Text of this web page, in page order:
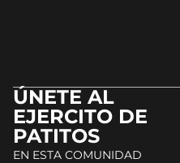
ÚNETE AL
EJERCITO DE
PATITOS
EN ESTA COMUNIDAD